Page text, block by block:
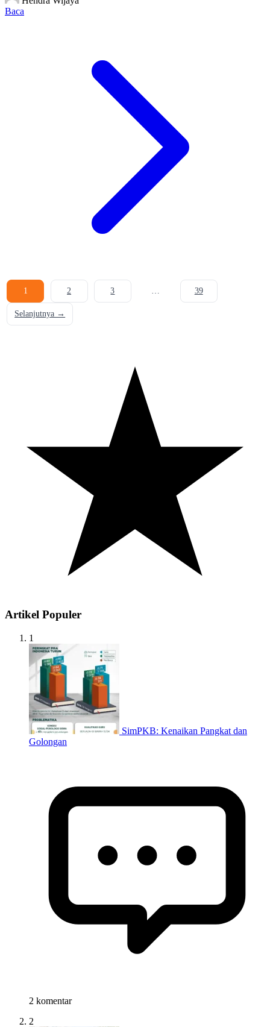
Baca
1 2 3 … 39
Selanjutnya →
Artikel Populer
1
SimPKB: Kenaikan Pangkat dan
Golongan
2 komentar
2